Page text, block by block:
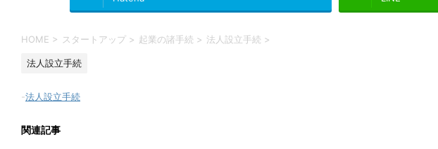
HOME > スタートアップ > 起業の諸手続 > 法人設立手続 >
法人設立手続
-法人設立手続
関連記事